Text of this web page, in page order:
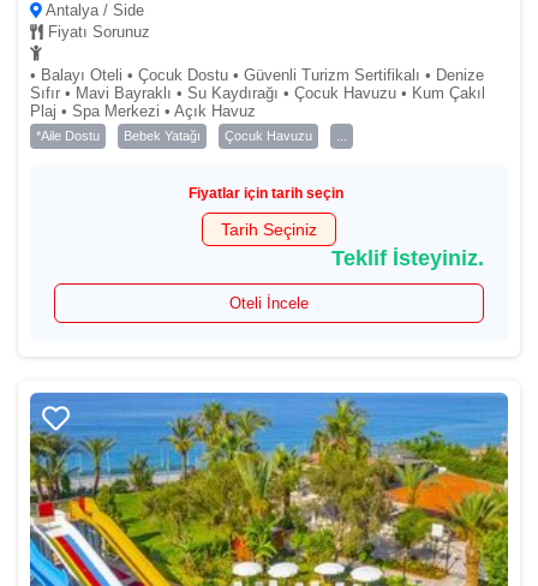
Antalya / Side
Fiyatı Sorunuz
• Balayı Oteli • Çocuk Dostu • Güvenli Turizm Sertifikalı • Denize
Sıfır • Mavi Bayraklı • Su Kaydırağı • Çocuk Havuzu • Kum Çakıl
Plaj • Spa Merkezi • Açık Havuz
*Aile Dostu Bebek Yatağı Çocuk Havuzu
Fiyatlar için tarih seçin
Tarih Seçiniz
Teklif İsteyiniz.
Oteli İncele